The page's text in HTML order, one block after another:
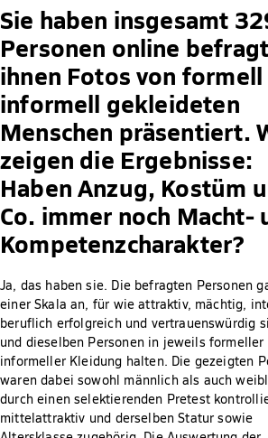
Sie haben insgesamt
Personen online
ihnen Fotos von formell
informell gekleideten
Menschen präsentiert.
zeigen die Ergebnisse:
Haben Anzug, Kostüm
Co. immer noch Macht-
Kompetenzcharakter?
Ja, das haben sie. Die befragten Personen
einer Skala an, für wie attraktiv, mächtig,
beruflich erfolgreich und vertrauenswürdig
und dieselben Personen in jeweils formeller
informeller Kleidung halten. Die gezeigten
waren dabei sowohl männlich als auch
durch einen selektierenden Pretest
mittelattraktiv und derselben Statur sowie